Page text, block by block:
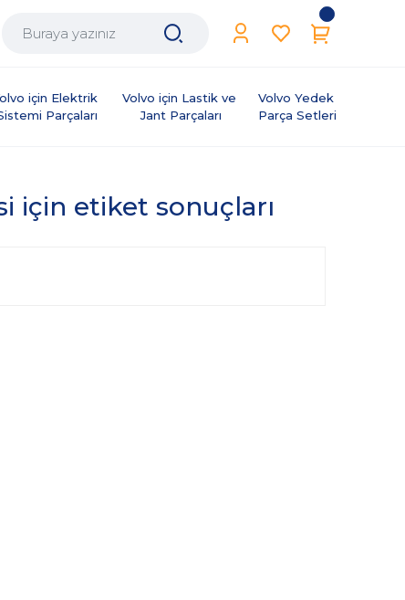
için Elektrik
Parçaları
Volvo için Lastik ve
Jant Parçaları
Volvo Yedek
Parça Setleri
için etiket sonuçları